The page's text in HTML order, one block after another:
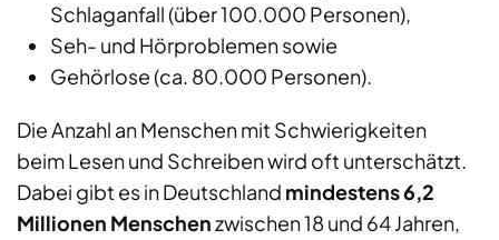
Schlaganfall (über 100.000 Personen),
Seh- und Hörproblemen sowie
Gehörlose (ca. 80.000 Personen).
Die Anzahl an Menschen mit Schwierigkeiten
beim Lesen und Schreiben wird oft unterschätzt.
Dabei gibt es in Deutschland mindestens 6,2
Millionen Menschenzwischen 18 und 64 Jahren,